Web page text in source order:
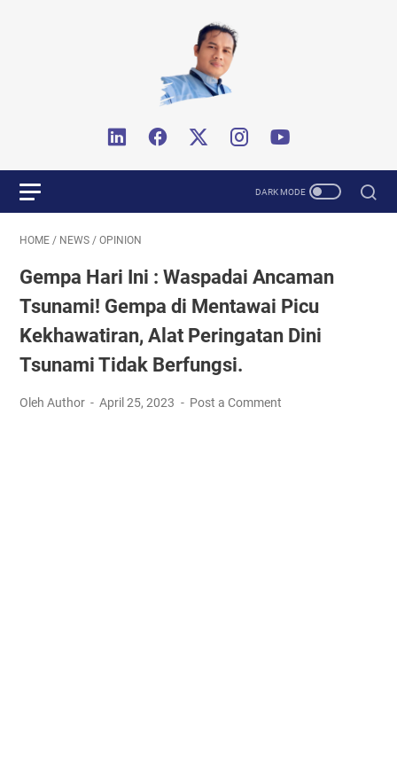
HOME / NEWS / OPINION
Gempa Hari Ini : Waspadai Ancaman
Tsunami! Gempa di Mentawai Picu
Kekhawatiran, Alat Peringatan Dini
Tsunami Tidak Berfungsi.
Oleh Author April 25, 2023 Post a Comment